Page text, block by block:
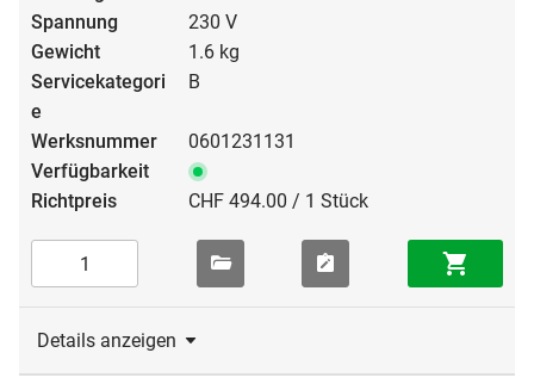
230 V
1.6 kg
B
0601231131
CHF 494.00 / 1 Stück
Details anzeigen